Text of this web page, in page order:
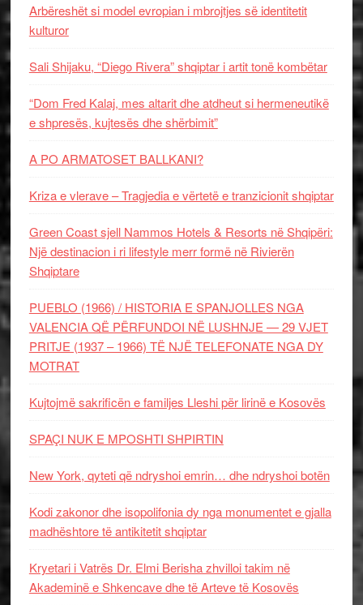
Arbëreshët si model evropian i mbrojtjes së identitetit
kulturor
Sali Shijaku, “Diego Rivera” shqiptar i artit tonë kombëtar
“Dom Fred Kalaj, mes altarit dhe atdheut si hermeneutikë
e shpresës, kujtesës dhe shërbimit”
A PO ARMATOSET BALLKANI?
Kriza e vlerave – Tragjedia e vërtetë e tranzicionit shqiptar
Green Coast sjell Nammos Hotels & Resorts në Shqipëri:
Një destinacion i ri lifestyle merr formë në Rivierën
Shqiptare
PUEBLO (1966) / HISTORIA E SPANJOLLES NGA
VALENCIA QË PËRFUNDOI NË LUSHNJE — 29 VJET
PRITJE (1937 – 1966) TË NJË TELEFONATE NGA DY
MOTRAT
Kujtojmë sakrificën e familjes Lleshi për lirinë e Kosovës
SPAÇI NUK E MPOSHTI SHPIRTIN
New York, qyteti që ndryshoi emrin… dhe ndryshoi botën
Kodi zakonor dhe isopolifonia dy nga monumentet e gjalla
madhështore të antikitetit shqiptar
Kryetari i Vatrës Dr. Elmi Berisha zhvilloi takim në
Akademinë e Shkencave dhe të Arteve të Kosovës